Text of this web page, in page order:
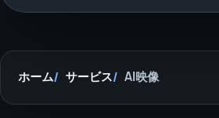
ホーム サービス AI映像